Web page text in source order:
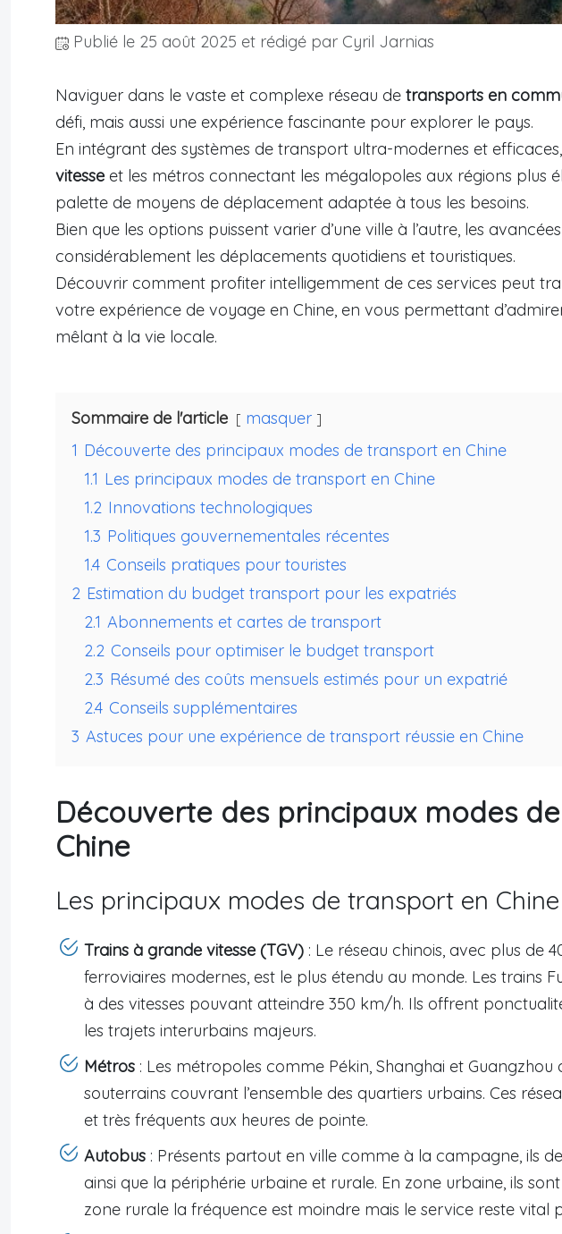
Publié le 25 août 2025 et rédigé par Cyril Jarnias
Naviguer dans le vaste et complexe réseau de transports en
défi, mais aussi une expérience fascinante pour explorer le pays.
En intégrant des systèmes de transport ultra-modernes et
vitesse et les métros connectant les mégalopoles aux régions plus
palette de moyens de déplacement adaptée à tous les besoins.
Bien que les options puissent varier d’une ville à l’autre, les
considérablement les déplacements quotidiens et touristiques.
Découvrir comment profiter intelligemment de ces services peut
votre expérience de voyage en Chine, en vous permettant
mêlant à la vie locale.
Sommaire de l'article
masquer
1 Découverte des principaux modes de transport en Chine
1.1 Les principaux modes de transport en Chine
1.2 Innovations technologiques
1.3 Politiques gouvernementales récentes
1.4 Conseils pratiques pour touristes
2 Estimation du budget transport pour les expatriés
2.1 Abonnements et cartes de transport
2.2 Conseils pour optimiser le budget transport
2.3 Résumé des coûts mensuels estimés pour un expatrié
2.4 Conseils supplémentaires
3 Astuces pour une expérience de transport réussie en Chine
Découverte des principaux modes
Chine
Les principaux modes de transport en Chine
Trains à grande vitesse (TGV) : Le réseau chinois, avec plus de
ferroviaires modernes, est le plus étendu au monde. Les trains
à des vitesses pouvant atteindre 350 km/h. Ils offrent
les trajets interurbains majeurs.
Métros : Les métropoles comme Pékin, Shanghai et Guangzhou
souterrains couvrant l’ensemble des quartiers urbains. Ces
et très fréquents aux heures de pointe.
Autobus : Présents partout en ville comme à la campagne, ils
ainsi que la périphérie urbaine et rurale. En zone urbaine, ils
zone rurale la fréquence est moindre mais le service reste vital